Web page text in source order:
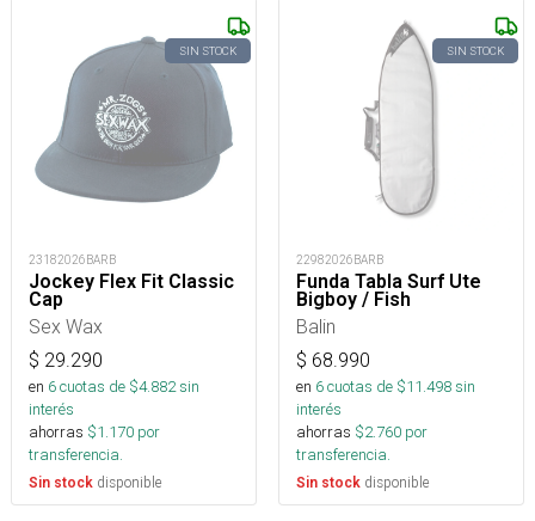
SIN STOCK
23182026BARB
Jockey Flex Fit Classic
Cap
Sex Wax
$ 29.290
en 6cuotas de $4.882sin
interés
ahorras $1.170 por
transferencia.
Sin stock disponible
SIN STOCK
22982026BARB
Funda Tabla Surf Ute
Bigboy / Fish
Balin
$ 68.990
en 6cuotas de $11.498sin
interés
ahorras $2.760 por
transferencia.
Sin stock disponible